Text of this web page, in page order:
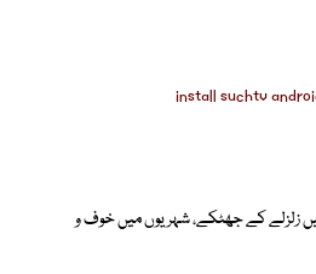
میں زلزلے کے جھٹکے، شہریوں میں خوف و